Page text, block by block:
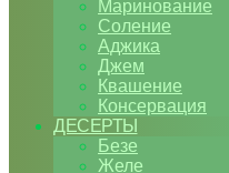
Маринование
Соление
Аджика
Джем
Квашение
Консервация
ДЕСЕРТЫ
Безе
Желе